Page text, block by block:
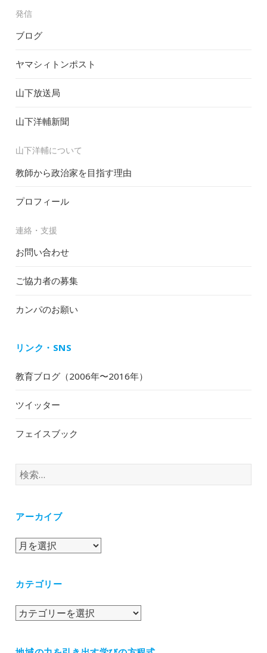
発信
ブログ
ヤマシィトンポスト
山下放送局
山下洋輔新聞
山下洋輔について
教師から政治家を目指す理由
プロフィール
連絡・支援
お問い合わせ
ご協力者の募集
カンパのお願い
リンク・SNS
教育ブログ（2006年〜2016年）
ツイッター
フェイスブック
検
索:
アーカイブ
ア
イ
カテゴリー
カ